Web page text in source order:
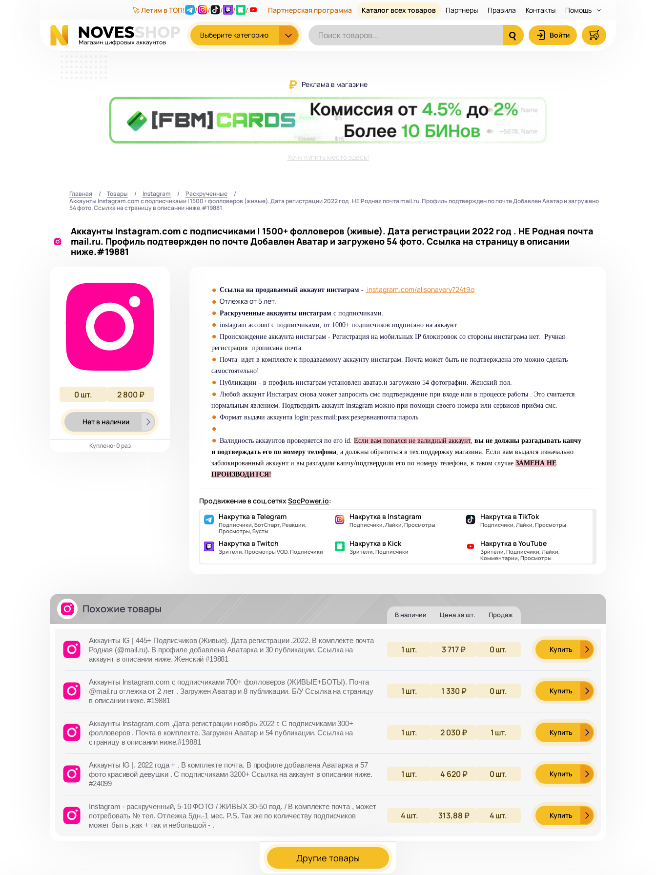
🚀 Летим в ТОП! / / / / / Партнерская программа Каталог всех товаров Партнеры Правила Контакты Помощь
Выберите категорию Войти
Реклама в магазине
Хочу купить место здесь!
Главная Товары Instagram
Раскрученные
Аккаунты Instagram.com с подписчиками | 1500+ фолловеров (живые). Дата регистрации 2022 год . НЕ Родная почта mail.ru. Профиль подтвержден по почте Добавлен Аватар и загружено
54 фото. Ссылка на страницу в описании ниже.#19881
Аккаунты Instagram.com с подписчиками | 1500+ фолловеров (живые). Дата регистрации 2022 год . НЕ Родная почта
mail.ru. Профиль подтвержден по почте Добавлен Аватар и загружено 54 фото. Ссылка на страницу в описании
ниже.#19881
0шт. 2 800 ₽
Нет в наличии
Куплено: 0 раз
Ссылка на продаваемый аккаунт инстаграм - instagram.com/alisonavery724t9o
Отлежка от 5 лет.
Раскрученные аккаунты инстаграм с подписчиками.
instagram account c подписчиками, от 1000+ подписчиков подписано на аккаунт.
Происхождение аккаунта инстаграм - Регистрация на мобильных IP блокировок со стороны инстаграма нет. Ручная
регистрация прописана почта.
Почта идет в комплекте к продаваемому аккаунту инстаграм. Почта может быть не подтверждена это можно сделать
самостоятельно!
Публикации - в профиль инстаграм установлен аватар.и загружено 54 фотографии. Женский пол.
Любой аккаунт Инстаграм снова может запросить смс подтверждение при входе или в процессе работы . Это считается
нормальным явлением. Подтвердить аккаунт instagram можно при помощи своего номера или сервисов приёма смс.
Формат выдачи аккаунта login:pass:mail:pass:резервнаяпочта:пароль
Валидность аккаунтов проверяется по его id. Если вам попался не валидный аккаунт, вы не должны разгадывать капчу
и подтверждать его по номеру телефона , а должны обратиться в тех.поддержку магазина. Если вам выдался изначально
заблокированный аккаунт и вы разгадали капчу/подтвердили его по номеру телефона, в таком случае ЗАМЕНА НЕ
ПРОИЗВОДИТСЯ!
Продвижение в соц.сетяхSocPower.io:
Накрутка в Telegram
Подписчики, БотСтарт, Реакции,
Просмотры, Бусты
Накрутка в Instagram
Подписчики, Лайки, Просмотры
Накрутка в TikTok
Подписчики, Лайки, Просмотры
Накрутка в Twitch
Зрители, Просмотры VOD, Подписчики
Накрутка в Kick
Зрители, Подписчики
Накрутка в YouTube
Зрители, Подписчики, Лайки,
Комментарии, Просмотры
Похожие товары В наличии Цена за шт. Продаж
Аккаунты IG | 445+ Подписчиков (Живые). Дата регистрации .2022. В комплекте почта
Родная (@mail.ru). В профиле добавлена Аватарка и 30 публикации. Ссылка на
аккаунт в описании ниже. Женский #19881
1 шт. 3 717 ₽ 0шт. Купить
Аккаунты Instagram.com с подписчиками 700+ фолловеров (ЖИВЫЕ+БОТЫ). Почта
@mail.ru отлежка от 2 лет . Загружен Аватар и 8 публикации. Б/У Ссылка на страницу
в описании ниже. #19881
1 шт. 1 330 ₽ 0шт. Купить
Аккаунты Instagram.com .Дата регистрации ноябрь 2022 г. С подписчиками 300+
фолловеров . Почта в комплекте. Загружен Аватар и 54 публикации. Ссылка на
страницу в описании ниже.#19881
1 шт. 2 030 ₽ 1 шт. Купить
Аккаунты IG |. 2022 года + . В комплекте почта. В профиле добавлена Аватарка и 57
фото красивой девушки . С подписчиками 3200+ Ссылка на аккаунт в описании ниже.
#24099
1 шт. 4 620 ₽ 0шт. Купить
Instagram - раскрученный, 5-10 ФОТО / ЖИВЫХ 30-50 под. / В комплекте почта , может
потребовать № тел. Отлежка 5дн.-1 мес. P.S. Так же по количеству подписчиков
может быть ,как + так и небольшой - .
4шт. 313,88 ₽ 4шт. Купить
Другие товары